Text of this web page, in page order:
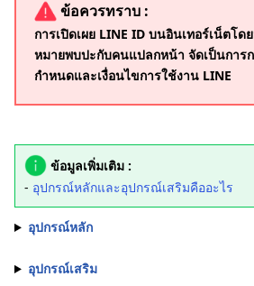
ข้อควรทราบ :
การเปิดเผย LINE ID บนอินเทอร์เน็ตโด
หมายพบปะกับคนแปลกหน้า จัดเป็นการ
กำหนดและเงื่อนไขการใช้งาน LINE
ข้อมูลเพิ่มเติม :
- อุปกรณ์หลักและอุปกรณ์เสริมคืออะไร
อุปกรณ์หลัก
อุปกรณ์เสริม